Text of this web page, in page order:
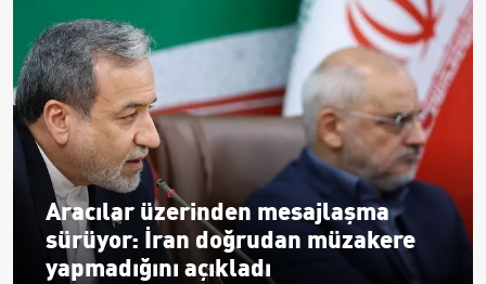
Aracılar üzerinden mesajlaşma
sürüyor: İran doğrudan müzakere
yapmadığını açıkladı